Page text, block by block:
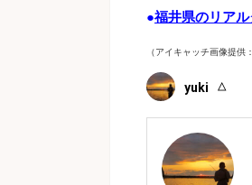
●福井県のリア
（アイキャッチ画像提供
yuki